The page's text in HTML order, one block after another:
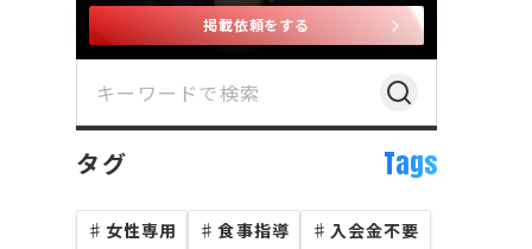
掲載依頼をする
タグ Tags
♯ 女性専用 ♯ 食事指導 ♯ 入会金不要